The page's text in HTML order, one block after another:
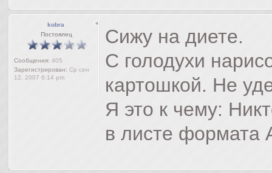
kobra
Постоялец
Сообщения: 405
Зарегистрирован: Ср сен
12, 2007 6:14 pm
Сижу на диете.
С голодухи
картошкой. Не
Я это к чему:
в листе формата